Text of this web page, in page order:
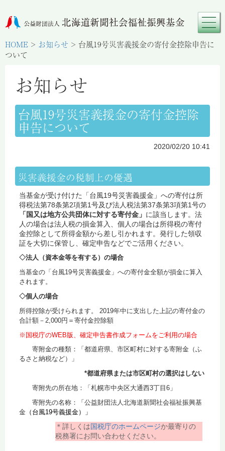
HOME > お知らせ > 台風19号災害義援金の寄付金控除申告に
ついて
お知らせ
台風19号災害義援金の寄付金控除
申告について
2020/02/20 10:41
災害義援金の税制上の優遇
当基金が受け付けた「台風19号災害義援金」への寄付は所
得税法第78条第2項第1号及び法人税法第37条第3項第1号の
「国又は地方公共団体に対する寄付金」 に該当します。法
人の場合は法人税の損金算入、個人の場合は所得税の寄付
金控除として所得金額から差し引かれます。発行した領収
証を大切に保管し、確定申告などでご活用ください。
◇法人（資本金等を有する）の場合
当基金の「台風19号災害義援金」への寄付金全額が損金に算入
されます。
◇個人の場合
所得控除が受けられます。 2019年中に支出した上記の寄付金の
合計額－2,000円＝寄付金控除額
※国税庁のWEB版、確定申告書作成フォームをご利用の場合
寄附金の種類：「都道府県、市区町村に対する寄附金（ふ
るさと納税など）」
*都道府県または市区町村の選択はしない
寄附先の所在地：「札幌市中央区大通西3丁目6」
寄附先の名称：「公益財団法人北海道新聞社会福祉振興基
金 （台風19号義援金）」
＊詳しくは国税庁のホームページか最寄りの
税務署にお問い合わせください。